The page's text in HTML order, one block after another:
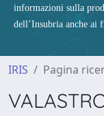
informazioni sulla
dell’Insubria anche ai
IRIS Pagina